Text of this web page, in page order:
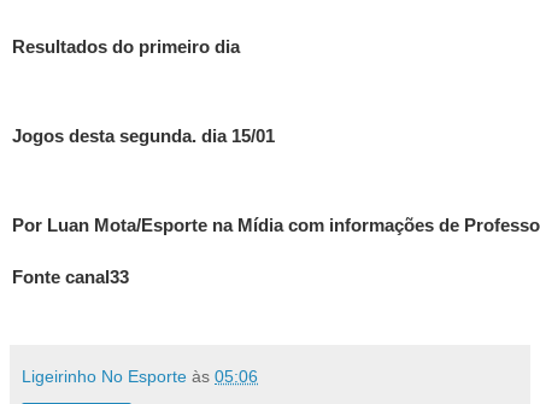
Resultados do primeiro dia
Jogos desta segunda. dia 15/01
Por Luan Mota/Esporte na Mídia com informações de
Fonte canal33
Ligeirinho No Esporte às 05:06